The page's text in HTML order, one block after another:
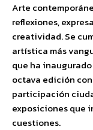
Arte
reflexiones,
creatividad. Se
artística más
que ha
octava edición
participación
exposiciones que
cuestiones.